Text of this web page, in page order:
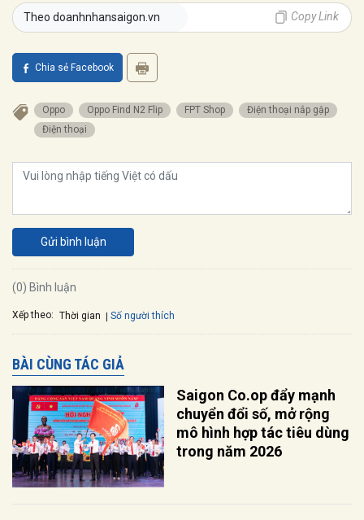
Theo doanhnhansaigon.vn Copy Link
Chia sẻ Facebook
Oppo Oppo Find N2 Flip FPT Shop
Điện thoại nắp gập
Điện thoại
Gửi bình luận
(0) Bình luận
Xếp theo: Thời gian Số người thích
BÀI CÙNG TÁC GIẢ
Saigon Co.op đẩy mạnh
chuyển đổi số, mở rộng
mô hình hợp tác tiêu dùng
trong năm 2026